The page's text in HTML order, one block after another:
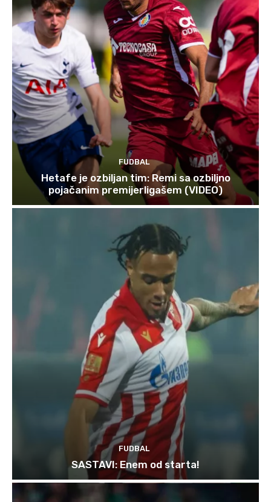
FUDBAL
Hetafe je ozbiljan tim: Remi sa ozbiljno
pojačanim premijerligašem (VIDEO)
FUDBAL
SASTAVI: Enem od starta!